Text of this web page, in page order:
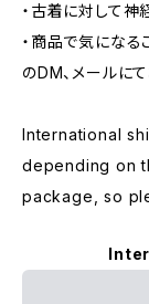
・古着に対して神
・商品で気になる
のDM、メールに
International
depending on
package, so